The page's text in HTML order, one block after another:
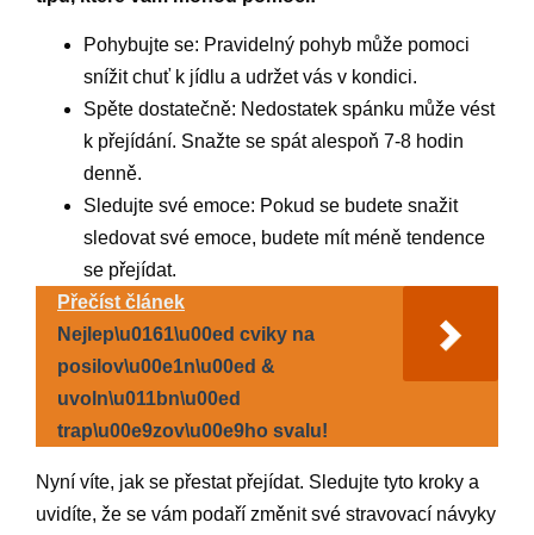
Pohybujte se: Pravidelný pohyb může pomoci
snížit chuť k jídlu a udržet vás v kondici.
Spěte dostatečně: Nedostatek spánku může vést
k přejídání. Snažte se spát alespoň 7-8 hodin
denně.
Sledujte své emoce: Pokud se budete snažit
sledovat své emoce, budete mít méně tendence
se přejídat.
Přečíst článek
Nejlep\u0161\u00ed cviky na
posilov\u00e1n\u00ed &
uvoln\u011bn\u00ed
trap\u00e9zov\u00e9ho svalu!
Nyní víte, jak se přestat přejídat. Sledujte tyto kroky a
uvidíte, že se vám podaří změnit své stravovací návyky